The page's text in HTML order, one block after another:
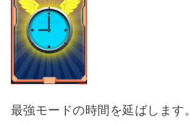
最強モードの時間を延ばします